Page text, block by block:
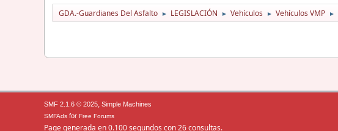
GDA.-Guardianes Del Asfalto ► LEGISLACIÓN ► Vehículos ► Vehículos VMP ►
SMF 2.1.6 © 2025, Simple Machines
SMFAds for Free Forums
Page generada en 0.100 segundos con 26 consultas.